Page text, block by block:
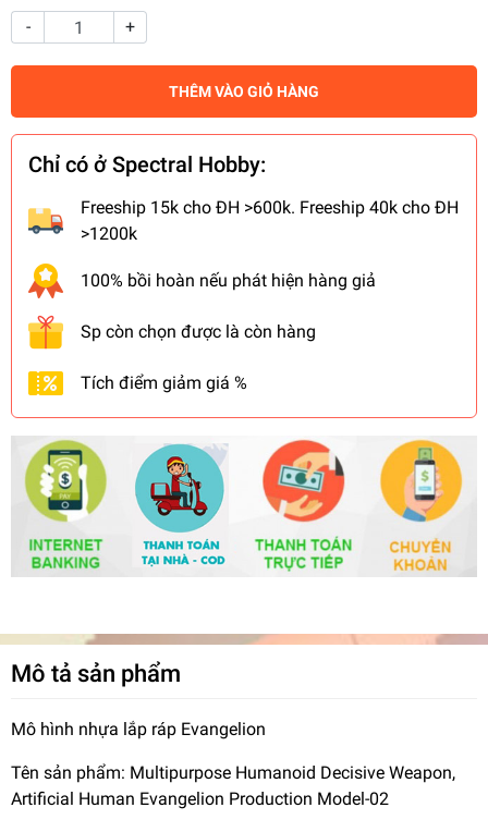
- +
THÊM VÀO GIỎ HÀNG
Chỉ có ở Spectral Hobby:
Freeship 15k cho ĐH >600k. Freeship 40k cho ĐH
>1200k
100% bồi hoàn nếu phát hiện hàng giả
Sp còn chọn được là còn hàng
Tích điểm giảm giá %
Mô tả sản phẩm
Mô hình nhựa lắp ráp Evangelion
Tên sản phẩm: Multipurpose Humanoid Decisive Weapon,
Artificial Human Evangelion Production Model-02